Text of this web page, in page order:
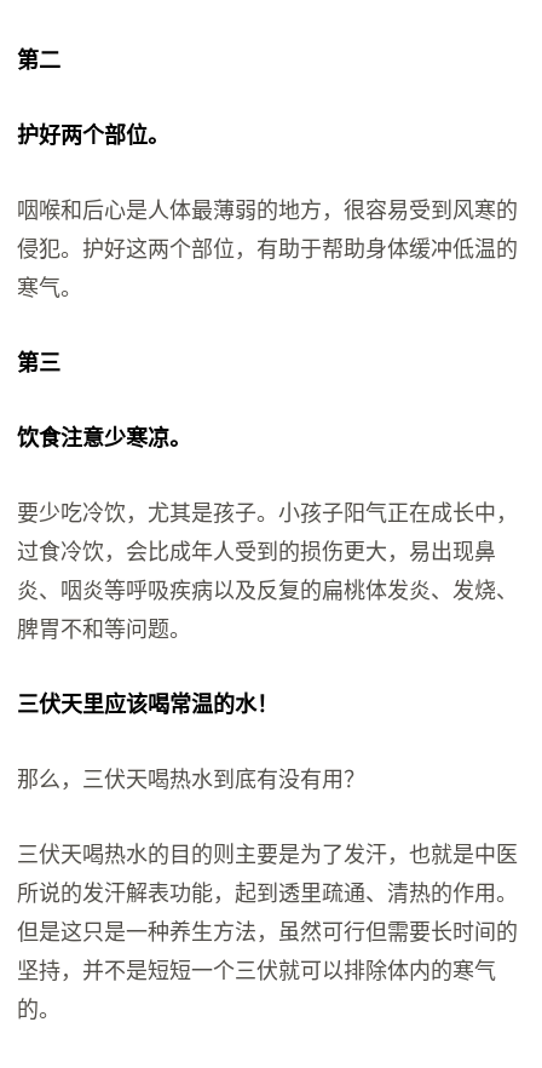
第二
护好两个部位。
咽喉和后心是人体最薄弱的地方，很容易受到风寒的
侵犯。护好这两个部位，有助于帮助身体缓冲低温的
寒气。
第三
饮食注意少寒凉。
要少吃冷饮，尤其是孩子。小孩子阳气正在成长中，
过食冷饮，会比成年人受到的损伤更大，易出现鼻
炎、咽炎等呼吸疾病以及反复的扁桃体发炎、发烧、
脾胃不和等问题。
三伏天里应该喝常温的水！
那么，三伏天喝热水到底有没有用？
三伏天喝热水的目的则主要是为了发汗，也就是中医
所说的发汗解表功能，起到透里疏通、清热的作用。
但是这只是一种养生方法，虽然可行但需要长时间的
坚持，并不是短短一个三伏就可以排除体内的寒气
的。